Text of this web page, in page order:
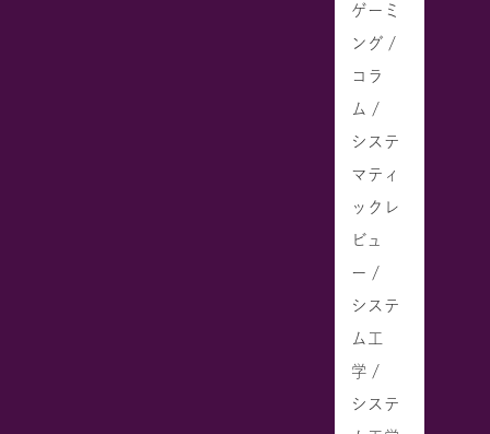
ゲーミ
ング /
コラ
ム /
システ
マティ
ックレ
ビュ
ー /
システ
ム工
学 /
システ